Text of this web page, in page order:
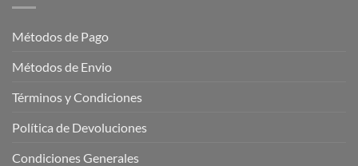
Métodos de Pago
Métodos de Envio
Términos y Condiciones
Política de Devoluciones
Condiciones Generales